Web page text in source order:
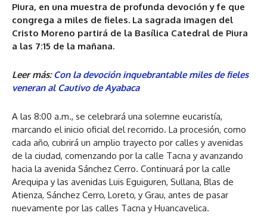
Piura, en una muestra de profunda devoción y fe que
congrega a miles de fieles. La sagrada imagen del
Cristo Moreno partirá de la Basílica Catedral de Piura
a las 7:15 de la mañana.
Leer más:Con la devoción inquebrantable miles de fieles
veneran al Cautivo de Ayabaca
A las 8:00 a.m., se celebrará una solemne eucaristía,
marcando el inicio oficial del recorrido. La procesión, como
cada año, cubrirá un amplio trayecto por calles y avenidas
de la ciudad, comenzando por la calle Tacna y avanzando
hacia la avenida Sánchez Cerro. Continuará por la calle
Arequipa y las avenidas Luis Eguiguren, Sullana, Blas de
Atienza, Sánchez Cerro, Loreto, y Grau, antes de pasar
nuevamente por las calles Tacna y Huancavelica.